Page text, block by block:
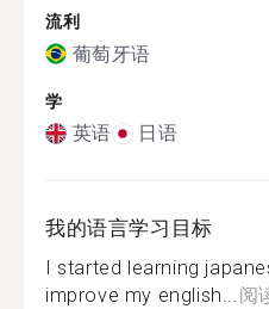
流利
葡萄牙语
学
英语 日语
我的语言学习目标
I started learning
improve my english...阅